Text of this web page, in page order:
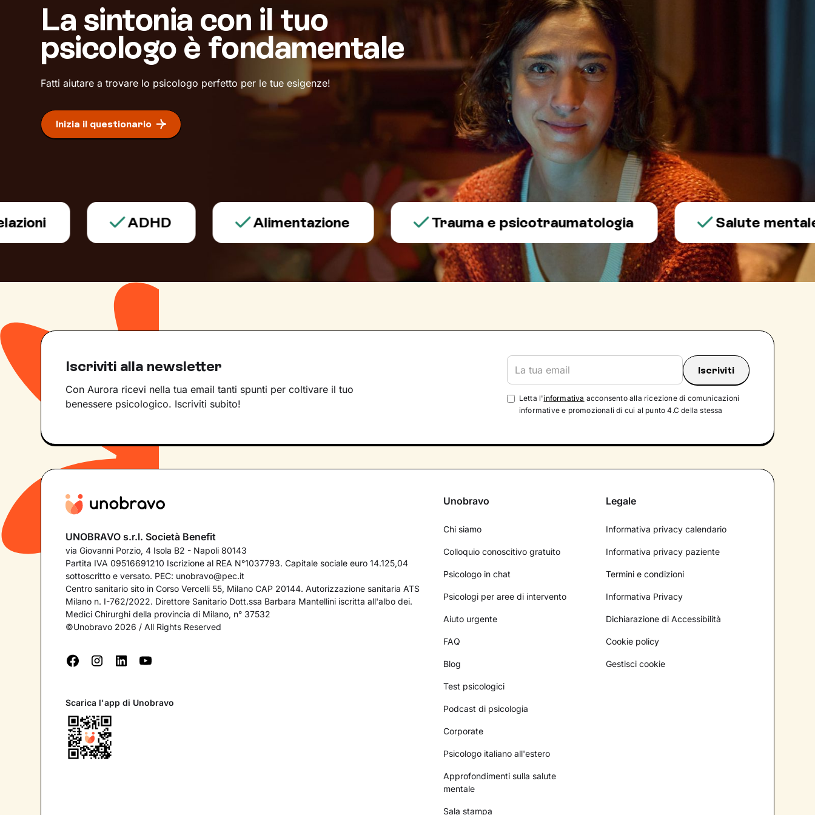
La sintonia con il tuo
psicologo è fondamentale
Fatti aiutare a trovare lo psicologo perfetto per le tue esigenze!
Inizia il questionario
ADHD Alimentazione Trauma e psicotraumatologia Salute mentale
Iscriviti alla newsletter
Con Aurora ricevi nella tua email tanti spunti per coltivare il tuo
benessere psicologico. Iscriviti subito!
Letta l'informativa acconsento alla ricezione di comunicazioni
informative e promozionali di cui al punto 4.C della stessa
UNOBRAVO s.r.l. Società Benefit
via Giovanni Porzio, 4 Isola B2 - Napoli 80143
Partita IVA 09516691210 Iscrizione al REA N°1037793. Capitale sociale euro 14.125,04
sottoscritto e versato. PEC: unobravo@pec.it
Centro sanitario sito in Corso Vercelli 55, Milano CAP 20144. Autorizzazione sanitaria ATS
Milano n. I-762/2022. Direttore Sanitario Dott.ssa Barbara Mantellini iscritta all'albo dei.
Medici Chirurghi della provincia di Milano, n° 37532
©Unobravo 2026 / All Rights Reserved
Scarica l'app di Unobravo
Unobravo
Chi siamo
Colloquio conoscitivo gratuito
Psicologo in chat
Psicologi per aree di intervento
Aiuto urgente
FAQ
Blog
Test psicologici
Podcast di psicologia
Corporate
Psicologo italiano all'estero
Approfondimenti sulla salute
mentale
Sala stampa
Legale
Informativa privacy calendario
Informativa privacy paziente
Termini e condizioni
Informativa Privacy
Dichiarazione di Accessibilità
Cookie policy
Gestisci cookie